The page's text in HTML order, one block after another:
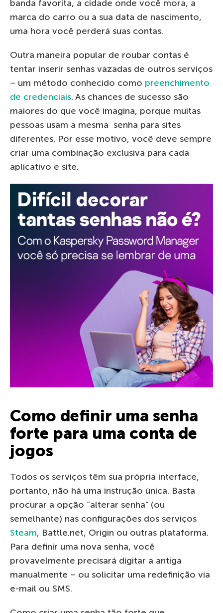
banda favorita, a cidade onde você mora, a
marca do carro ou a sua data de nascimento,
uma hora você perderá suas contas.
Outra maneira popular de roubar contas é
tentar inserir senhas vazadas de outros serviços
– um método conhecido como preenchimento
de credenciais. As chances de sucesso são
maiores do que você imagina, porque muitas
pessoas usam a mesma senha para sites
diferentes. Por esse motivo, você deve sempre
criar uma combinação exclusiva para cada
aplicativo e site.
Como definir uma senha
forte para uma conta de
jogos
Todos os serviços têm sua própria interface,
portanto, não há uma instrução única. Basta
procurar a opção “alterar senha” (ou
semelhante) nas configurações dos serviços
Steam, Battle.net, Origin ou outras plataforma.
Para definir uma nova senha, você
provavelmente precisará digitar a antiga
manualmente – ou solicitar uma redefinição via
e-mail ou SMS.